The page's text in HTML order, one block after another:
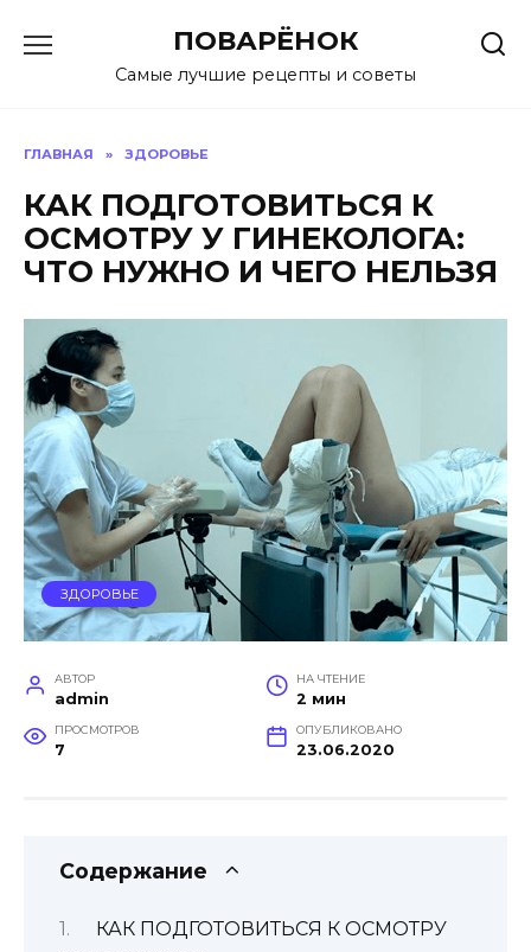
содержанию
ПОВАРЁНОК
Самые лучшие рецепты и советы
ГЛАВНАЯ » ЗДОРОВЬЕ
КАК ПОДГОТОВИТЬСЯ К
ОСМОТРУ У ГИНЕКОЛОГА:
ЧТО НУЖНО И ЧЕГО НЕЛЬЗЯ
ЗДОРОВЬЕ
АВТОР
admin
НА ЧТЕНИЕ
2 мин
ПРОСМОТРОВ
7
ОПУБЛИКОВАНО
23.06.2020
Содержание
КАК ПОДГОТОВИТЬСЯ К ОСМОТРУ